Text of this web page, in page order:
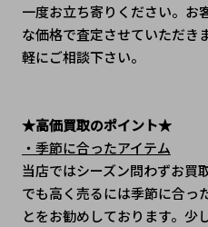
一度お立ち寄りください。お
な価格で査定させていただき
軽にご相談下さい。
★高価買取のポイント★
・季節に合ったアイテム
当店ではシーズン問わずお買
でも高く売るには季節に合っ
とをお勧めしております。少